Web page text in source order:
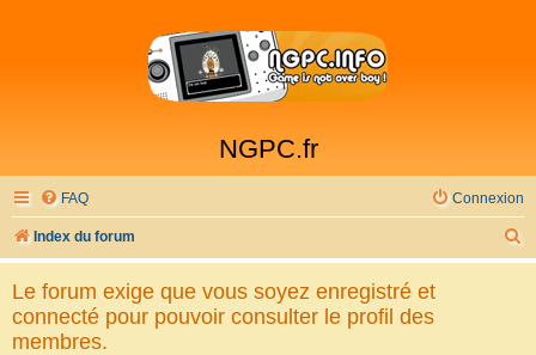
NGPC.fr
FAQ Connexion
Index du forum
e
Le forum exige que vous soyez enregistré et
connecté pour pouvoir consulter le profil des
membres.